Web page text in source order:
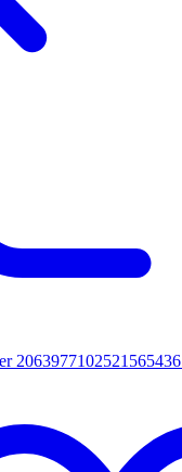
2063977102521565436